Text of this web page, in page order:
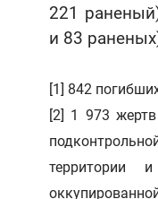
221
и 83
[1] 842
[2] 1 973